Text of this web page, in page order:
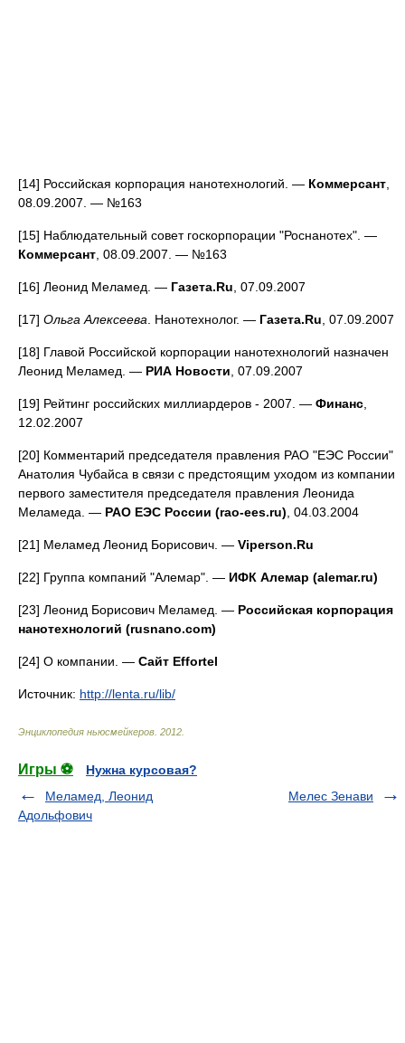
[14] Российская корпорация нанотехнологий. — Коммерсант
08.09.2007. — №163
[15] Наблюдательный совет госкорпорации "Роснанотех". —
Коммерсант , 08.09.2007. — №163
[16] Леонид Меламед. — Газета.Ru , 07.09.2007
[17] Ольга Алексеева . Нанотехнолог. — Газета.Ru , 07.09.2007
[18] Главой Российской корпорации нанотехнологий назначен
Леонид Меламед. — РИА Новости , 07.09.2007
[19] Рейтинг российских миллиардеров - 2007. — Финанс
12.02.2007
[20] Комментарий председателя правления РАО "ЕЭС России"
Анатолия Чубайса в связи с предстоящим уходом из компании
первого заместителя председателя правления Леонида
Меламеда. — РАО ЕЭС России (rao-ees.ru) , 04.03.2004
[21] Меламед Леонид Борисович. — Viperson.Ru
[22] Группа компаний "Алемар". — ИФК Алемар (alemar.ru)
[23] Леонид Борисович Меламед. — Российская корпорация
нанотехнологий (rusnano.com)
[24] О компании. — Сайт Effortel
Источник: http://lenta.ru/lib/
Энциклопедия ньюсмейкеров 2012
Игры ⚽
Нужна курсовая?
Меламед, Леонид
Адольфович
Мелес Зенави